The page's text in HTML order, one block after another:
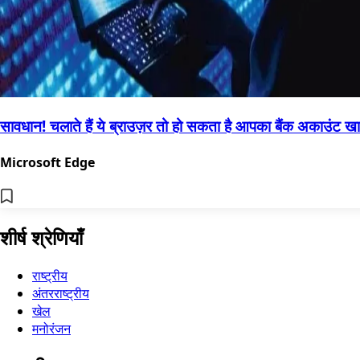
सावधान! चलाते हैं ये ब्राउज़र तो हो सकता है आपका बैंक अकाउंट
Microsoft Edge
शीर्ष श्रेणियाँ
राष्ट्रीय
अंतरराष्ट्रीय
खेल
मनोरंजन